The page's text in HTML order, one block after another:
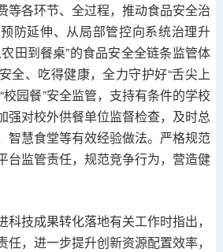
等各环节、全过程，推动食品安全治
防延伸、从局部管控向系统治理升
田到餐桌”的食品安全全链条监管体
全、吃得健康，全力守护好“舌尖上
校园餐”安全监管，支持有条件的学校
强对校外供餐单位监督检查，及时总
智慧食堂等有效经验做法。严格规范
台监管责任，规范竞争行为，营造健
科技成果转化落地有关工作时指出，
，进一步提升创新资源配置效率，